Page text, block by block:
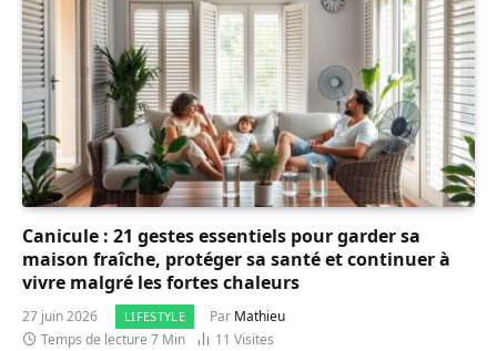
Canicule : 21 gestes essentiels pour garder sa
maison fraîche, protéger sa santé et continuer à
vivre malgré les fortes chaleurs
27 juin 2026 LIFESTYLE Par Mathieu
Temps de lecture 7 Min
11 Visites